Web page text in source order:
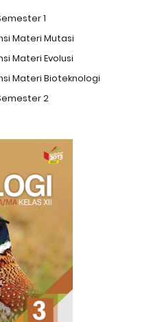
1
Materi Mutasi
Materi Evolusi
Materi Bioteknologi
2